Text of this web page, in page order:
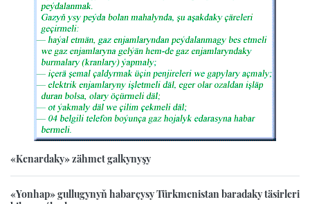
«Kenardaky» zähmet galkynyşy
«Yonhap» gullugynyň habarçysy Türkmenistan baradaky täsirleri